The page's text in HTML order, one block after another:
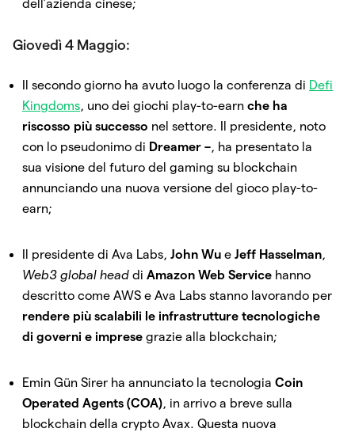
dell’azienda cinese;
Giovedì 4 Maggio:
Il secondo giorno ha avuto luogo la conferenza di Defi
Kingdoms, uno dei giochi play-to-earn che ha
riscosso più successo nel settore. Il presidente, noto
con lo pseudonimo di Dreamer –, ha presentato la
sua visione del futuro del gaming su blockchain
annunciando una nuova versione del gioco play-to-
earn;
Il presidente di Ava Labs, John Wu e Jeff Hasselman,
Web3 global head di Amazon Web Service hanno
descritto come AWS e Ava Labs stanno lavorando per
rendere più scalabili le infrastrutture tecnologiche
di governi e imprese grazie alla blockchain;
Emin Gün Sirer ha annunciato la tecnologia Coin
Operated Agents (COA), in arrivo a breve sulla
blockchain della crypto Avax. Questa nuova